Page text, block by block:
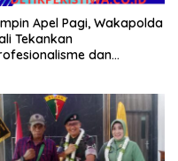
Apel Pagi, Wakapolda
Tekankan
dan